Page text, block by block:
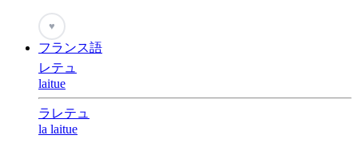
♥
フランス語
レテュ
laitue
ラレテュ
la laitue